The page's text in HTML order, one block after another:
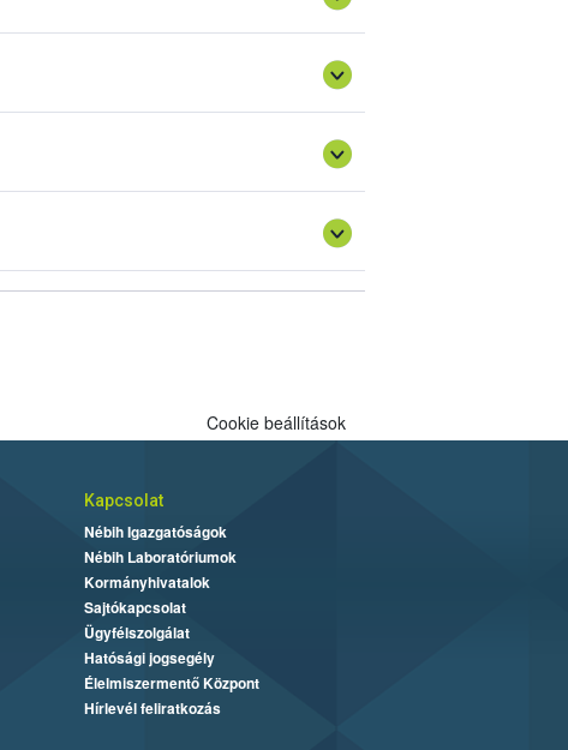
Cookie beállítások
Kapcsolat
Nébih Igazgatóságok
Nébih Laboratóriumok
Kormányhivatalok
Sajtókapcsolat
Ügyfélszolgálat
Hatósági jogsegély
Élelmiszermentő Központ
Hírlevél feliratkozás